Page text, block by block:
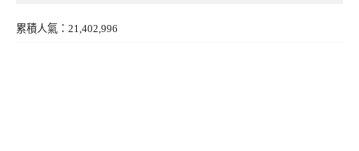
累積人氣：21,402,996